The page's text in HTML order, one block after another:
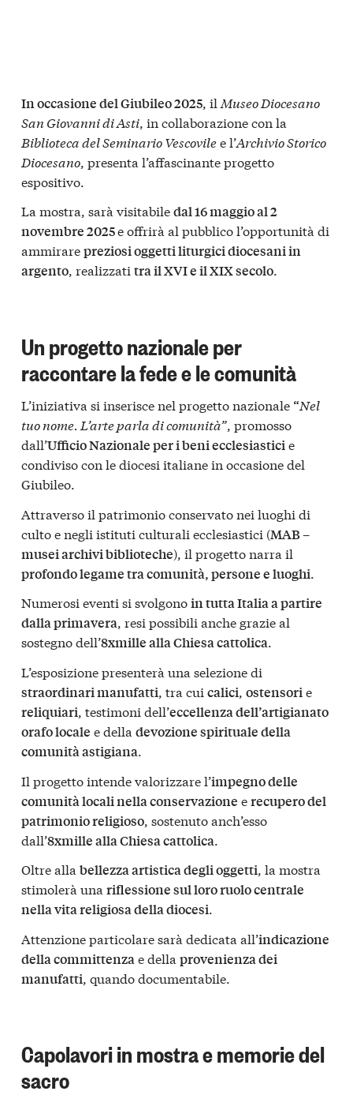
In occasione del Giubileo 2025, il Museo Diocesano
San Giovanni di Asti, in collaborazione con la
Biblioteca del Seminario Vescovilee l’Archivio Storico
Diocesano, presenta l’affascinante progetto
espositivo.
La mostra, sarà visitabiledal 16 maggio al 2
novembre 2025e offrirà al pubblico l’opportunità di
ammirarepreziosi oggetti liturgici diocesani in
argento, realizzati tra il XVI e il XIX secolo.
Un progetto nazionale per
raccontare la fede e le comunità
L’iniziativa si inserisce nel progetto nazionale “Nel
tuo nome. L’arte parla di comunità”, promosso
dall’Ufficio Nazionale per i beni ecclesiasticie
condiviso con le diocesi italiane in occasione del
Giubileo.
Attraverso il patrimonio conservato nei luoghi di
culto e negli istituti culturali ecclesiastici (MAB –
musei archivi biblioteche), il progetto narra il
profondo legame tra comunità, persone e luoghi.
Numerosi eventi si svolgonoin tutta Italia a partire
dalla primavera, resi possibili anche grazie al
sostegno dell’8xmille alla Chiesa cattolica.
L’esposizione presenterà una selezione di
straordinari manufatti, tra cui calici, ostensorie
reliquiari, testimoni dell’eccellenza dell’artigianato
orafo locale e della devozione spirituale della
comunità astigiana.
Il progetto intende valorizzare l’impegno delle
comunità locali nella conservazione erecupero del
patrimonio religioso , sostenuto anch’esso
dall’8xmille alla Chiesa cattolica
Oltre alla bellezza artistica degli oggetti, la mostra
stimolerà una riflessione sul loro ruolo centrale
nella vita religiosa della diocesi.
Attenzione particolare sarà dedicata all’indicazione
della committenzae della provenienza dei
manufatti, quando documentabile.
Capolavori in mostra e memorie del
sacro